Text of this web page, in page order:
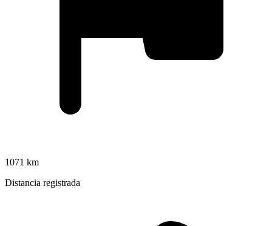
1071 km
Distancia registrada